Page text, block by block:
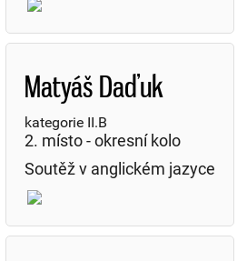
Matyáš Daďuk
kategorie II.B
2. místo - okresní kolo
Soutěž v anglickém jazyce